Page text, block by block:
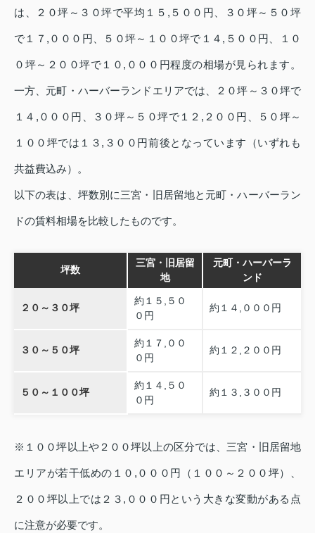
は、２０坪～３０坪で平均１５,５００円、３０坪～５０坪
で１７,０００円、５０坪～１００坪で１４,５００円、１０
０坪～２００坪で１０,０００円程度の相場が見られます。
一方、元町・ハーバーランドエリアでは、２０坪～３０坪で
１４,０００円、３０坪～５０坪で１２,２００円、５０坪～
１００坪では１３,３００円前後となっています（いずれも
共益費込み）。
以下の表は、坪数別に三宮・旧居留地と元町・ハーバーラン
ドの賃料相場を比較したものです。
坪数
三宮・旧居留
地
元町・ハーバーラ
ンド
２０～３０坪
約１５,５０
０円
約１４,０００円
３０～５０坪
約１７,００
０円
約１２,２００円
５０～１００坪
約１４,５０
０円
約１３,３００円
※１００坪以上や２００坪以上の区分では、三宮・旧居留地
エリアが若干低めの１０,０００円（１００～２００坪）、
２００坪以上では２３,０００円という大きな変動がある点
に注意が必要です。